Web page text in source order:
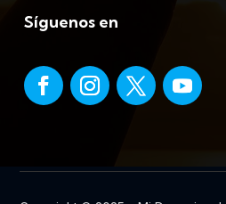
Síguenos en